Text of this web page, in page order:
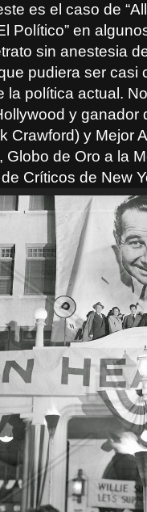
es el caso de
Político” en
sin anestesia
pudiera ser casi
la política actual.
y ganador
Crawford) y Mejor
Globo de Oro a la
Críticos de New